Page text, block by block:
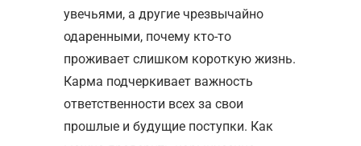
увечьями, а другие чрезвычайно
одаренными, почему кто-то
проживает слишком короткую жизнь.
Карма подчеркивает важность
ответственности всех за свои
прошлые и будущие поступки. Как